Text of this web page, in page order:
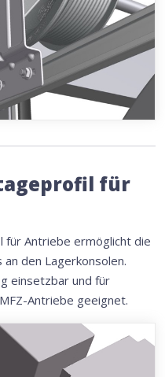
für
für Antriebe ermöglicht die
den Lagerkonsolen.
einsetzbar und für
Antriebe geeignet.